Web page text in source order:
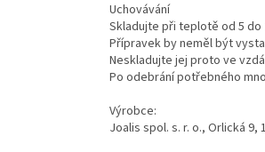
Uchovávání
Skladujte při teplotě od 5 do
Přípravek by neměl být
Neskladujte jej proto ve
Po odebrání potřebného
Výrobce:
Joalis spol. s. r. o., Orlická 9,